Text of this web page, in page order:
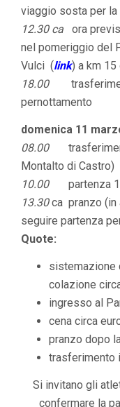
viaggio sosta per
12.30 ca ora
nel pomeriggio del
Vulci (link) a km
18.00
pernottamento
domenica 11
08.00
Montalto di Castro)
10.00partenza
13.30ca pranzo (in
seguire partenza
Quote:
sistemazione
colazione
ingresso al
cena circa
pranzo dopo
trasferimento
Si invitano gli
confermare la